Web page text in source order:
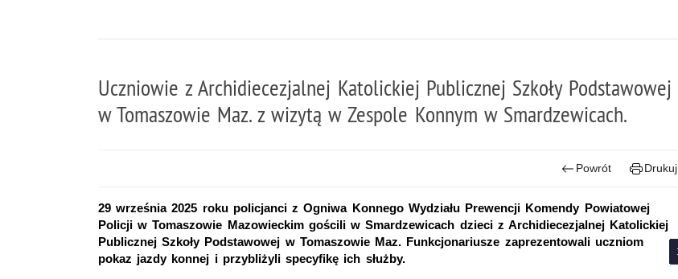
Uczniowie z Archidiecezjalnej Katolickiej Publicznej Szkoły Podstawowej
w Tomaszowie Maz. z wizytą w Zespole Konnym w Smardzewicach.
Powrót Drukuj
29 września 2025 roku policjanci z Ogniwa Konnego Wydziału Prewencji Komendy Powiatowej
Policji w Tomaszowie Mazowieckim gościli w Smardzewicach dzieci z Archidiecezjalnej Katolickiej
Publicznej Szkoły Podstawowej w Tomaszowie Maz. Funkcjonariusze zaprezentowali uczniom
pokaz jazdy konnej i przybliżyli specyfikę ich służby.